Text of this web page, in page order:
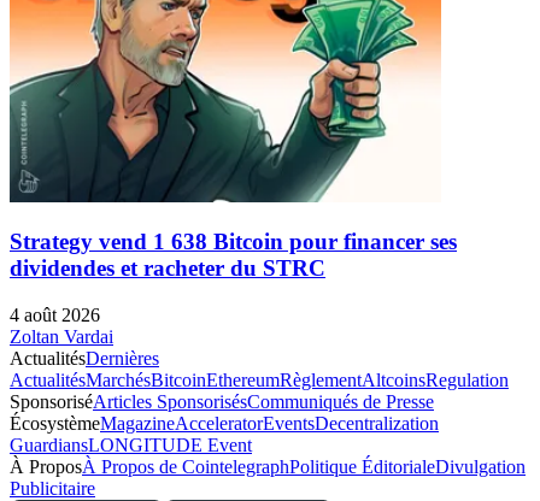
Strategy vend 1 638 Bitcoin pour financer ses
dividendes et racheter du STRC
4 août 2026
Zoltan Vardai
ActualitésDernières
ActualitésMarchésBitcoinEthereumRèglementAltcoinsRegulation
SponsoriséArticles SponsorisésCommuniqués de Presse
ÉcosystèmeMagazineAcceleratorEventsDecentralization
GuardiansLONGITUDE Event
À ProposÀ Propos de CointelegraphPolitique ÉditorialeDivulgation
Publicitaire